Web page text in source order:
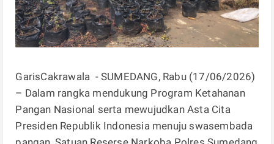
GarisCakrawala - SUMEDANG, Rabu (17/06/2026)
– Dalam rangka mendukung Program Ketahanan
Pangan Nasional serta mewujudkan Asta Cita
Presiden Republik Indonesia menuju swasembada